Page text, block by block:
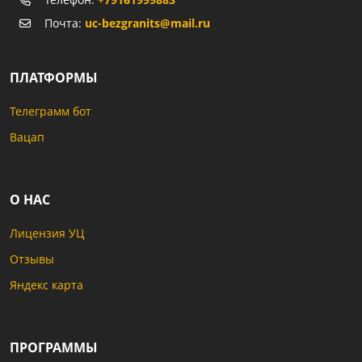
Почта: uc-bezgranits@mail.ru
ПЛАТФОРМЫ
Телеграмм бот
Вацап
О НАС
Лицензия УЦ
Отзывы
Яндекс карта
ПРОГРАММЫ